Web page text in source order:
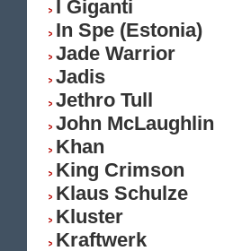
I Giganti
In Spe (Estonia)
Jade Warrior
Jadis
Jethro Tull
John McLaughlin
Khan
King Crimson
Klaus Schulze
Kluster
Kraftwerk